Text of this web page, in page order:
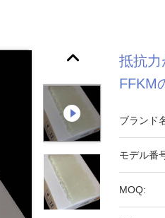
抵抗力
FFKM
ブランド
モデル番
MOQ: